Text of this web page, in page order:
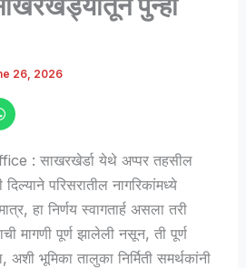
26, 2026
: साखरखेर्डा येथे अप्पर तहसील
परिसरातील नागरिकांमध्ये
हा निर्णय स्वागतार्ह असला तरी
मागणी पूर्ण झालेली नसून, ती पूर्ण
अशी भूमिका तालुका निर्मिती समर्थकांनी